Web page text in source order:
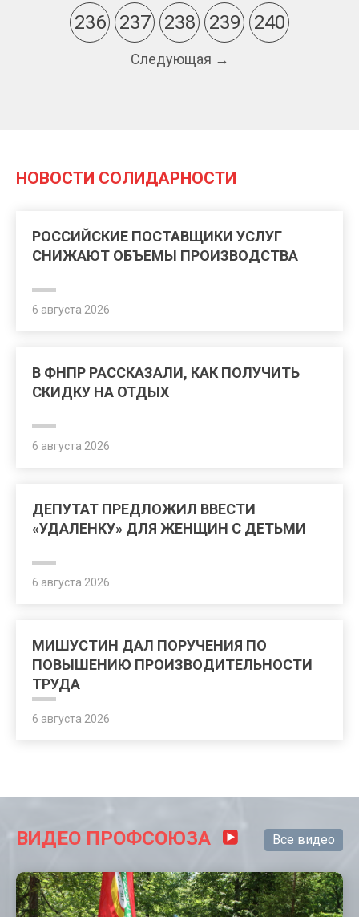
236
237 238 239 240
Следующая →
НОВОСТИ СОЛИДАРНОСТИ
РОССИЙСКИЕ ПОСТАВЩИКИ УСЛУГ
СНИЖАЮТ ОБЪЕМЫ ПРОИЗВОДСТВА
6 августа 2026
В ФНПР РАССКАЗАЛИ, КАК ПОЛУЧИТЬ
СКИДКУ НА ОТДЫХ
6 августа 2026
ДЕПУТАТ ПРЕДЛОЖИЛ ВВЕСТИ
«УДАЛЕНКУ» ДЛЯ ЖЕНЩИН С ДЕТЬМИ
6 августа 2026
МИШУСТИН ДАЛ ПОРУЧЕНИЯ ПО
ПОВЫШЕНИЮ ПРОИЗВОДИТЕЛЬНОСТИ
ТРУДА
6 августа 2026
ВИДЕО ПРОФСОЮЗА Все видео